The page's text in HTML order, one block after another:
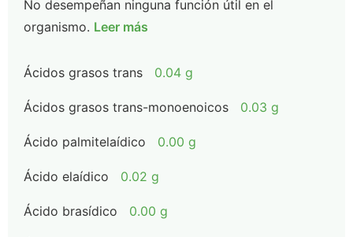
No desempeñan ninguna función útil en el
organismo. Leer más
Ácidos grasos trans 0.04 g
Ácidos grasos trans-monoenoicos 0.03 g
Ácido palmitelaídico 0.00 g
Ácido elaídico 0.02 g
Ácido brasídico 0.00 g